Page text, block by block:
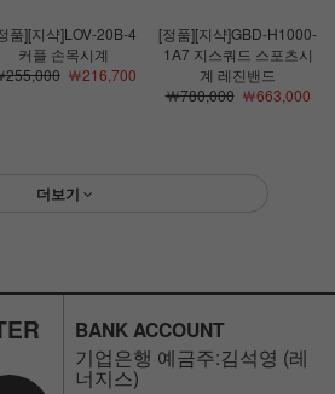
품][지샥]LOV-20B-4
커플 손목시계
255,000￦216,700
[정품][지샥]GBD-H1000-
1A7 지스쿼드 스포츠시
계 레진밴드
￦780,000￦663,000
더보기
BANK ACCOUNT
기업은행 예금주:김석영 (레
너지스)